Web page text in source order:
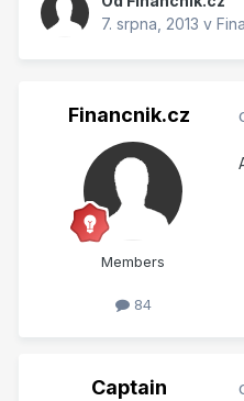
7. srpna, 2013 v
Financnik.cz
Members
84
Captain